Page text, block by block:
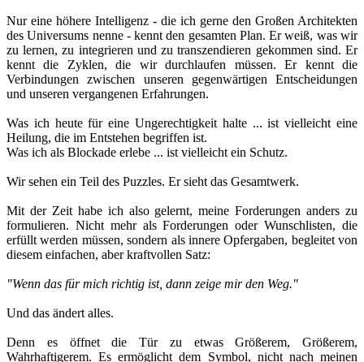
Nur eine höhere Intelligenz - die ich gerne den Großen Architekten
des Universums nenne - kennt den gesamten Plan. Er weiß, was wir
zu lernen, zu integrieren und zu transzendieren gekommen sind. Er
kennt die Zyklen, die wir durchlaufen müssen. Er kennt die
Verbindungen zwischen unseren gegenwärtigen Entscheidungen
und unseren vergangenen Erfahrungen.
Was ich heute für eine Ungerechtigkeit halte ... ist vielleicht eine
Heilung, die im Entstehen begriffen ist.
Was ich als Blockade erlebe ... ist vielleicht ein Schutz.
Wir sehen ein Teil des Puzzles. Er sieht das Gesamtwerk.
Mit der Zeit habe ich also gelernt, meine Forderungen anders zu
formulieren. Nicht mehr als Forderungen oder Wunschlisten, die
erfüllt werden müssen, sondern als innere Opfergaben, begleitet von
diesem einfachen, aber kraftvollen Satz:
"Wenn das für mich richtig ist, dann zeige mir den Weg."
Und das ändert alles.
Denn es öffnet die Tür zu etwas Größerem, Größerem,
Wahrhaftigerem. Es ermöglicht dem Symbol, nicht nach meinen